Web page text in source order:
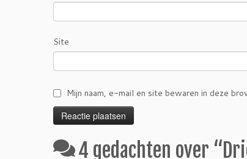
Site
Mijn naam, e-mail en site bewaren in deze
4 gedachten over “